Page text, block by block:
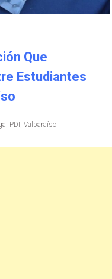
Que
Estudiantes
PDI ,Valparaíso